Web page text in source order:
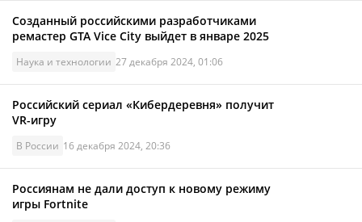
Созданный российскими разработчиками
ремастер GTA Vice City выйдет в январе 2025
Наука и технологии 27 декабря 2024, 01:06
Российский сериал «Кибердеревня» получит
VR-игру
В России 16 декабря 2024, 20:36
Россиянам не дали доступ к новому режиму
игры Fortnite